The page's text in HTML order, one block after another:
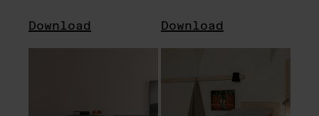
Download Download